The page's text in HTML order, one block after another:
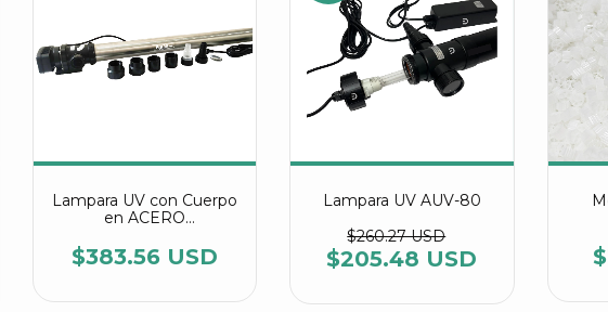
Lampara UV con Cuerpo
en ACERO
$383.56 USD
Lampara UV AUV-80
$260.27 USD
$205.48 USD